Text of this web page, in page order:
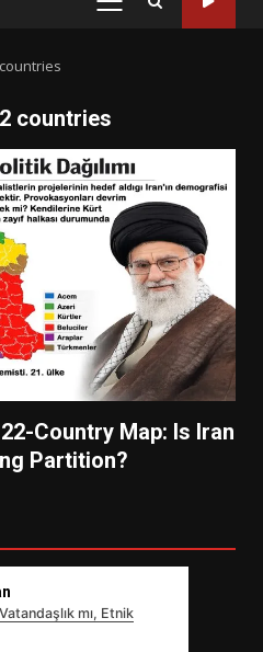
PRIMARY
countries
Country Map: Is Iran
Partition?
mı, Etnik